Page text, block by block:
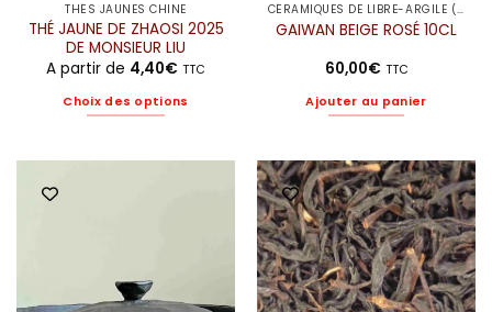
THÉS JAUNES CHINE
THÉ JAUNE DE ZHAOSI 2025
DE MONSIEUR LIU
A partir de 4,40€ TTC
Choix des options
peuvent
CÉRAMIQUES DE LIBRE-ARGILE (ELODIE)
GAIWAN BEIGE ROSÉ 10CL
60,00€ TTC
Ajouter au panier